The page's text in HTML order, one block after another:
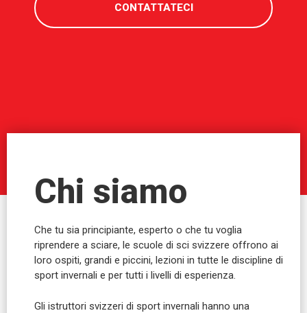
CONTATTATECI
Chi siamo
Che tu sia principiante, esperto o che tu voglia
riprendere a sciare, le scuole di sci svizzere offrono ai
loro ospiti, grandi e piccini, lezioni in tutte le discipline di
sport invernali e per tutti i livelli di esperienza.
Gli istruttori svizzeri di sport invernali hanno una